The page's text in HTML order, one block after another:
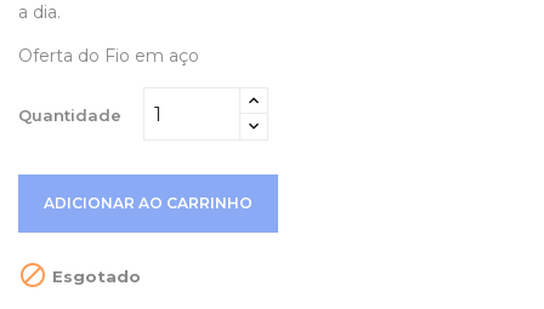
a dia.
Oferta do Fio em aço
Quantidade
ADICIONAR AO CARRINHO
 Esgotado